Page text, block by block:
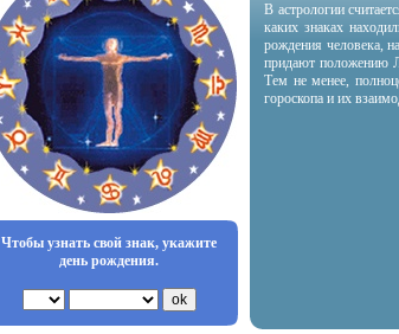
Чтобы узнать свой знак, укажите
день рождения.
В астрологии
каких знаках
рождения человека,
придают положению
Тем не менее,
гороскопа и их